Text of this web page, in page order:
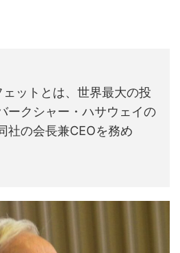
ットとは、世界最大の投
ークシャー・ハサウェイの
社の会長兼CEOを務め